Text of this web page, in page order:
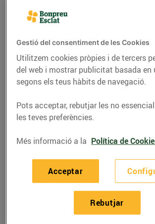
Reobre amb
Bonpreu del carrer
Arquebisbe
Vic
27/de juliol/2017
Les obres de reforma
l’estalvi energètic
carnisseria i una fleca a
El supermercat disposa
novetat: una secció de
d’elaboració pròpia i cuites
Gestió del consentiment de les Cookies
Utilitzem cookies pròpies i de tercers
del web i mostrar publicitat basada en
segons els teus hàbits de navegació.
Pots acceptar, rebutjar les no
les teves preferències.
Més informació a la Política de
Rebutjar
Acceptar